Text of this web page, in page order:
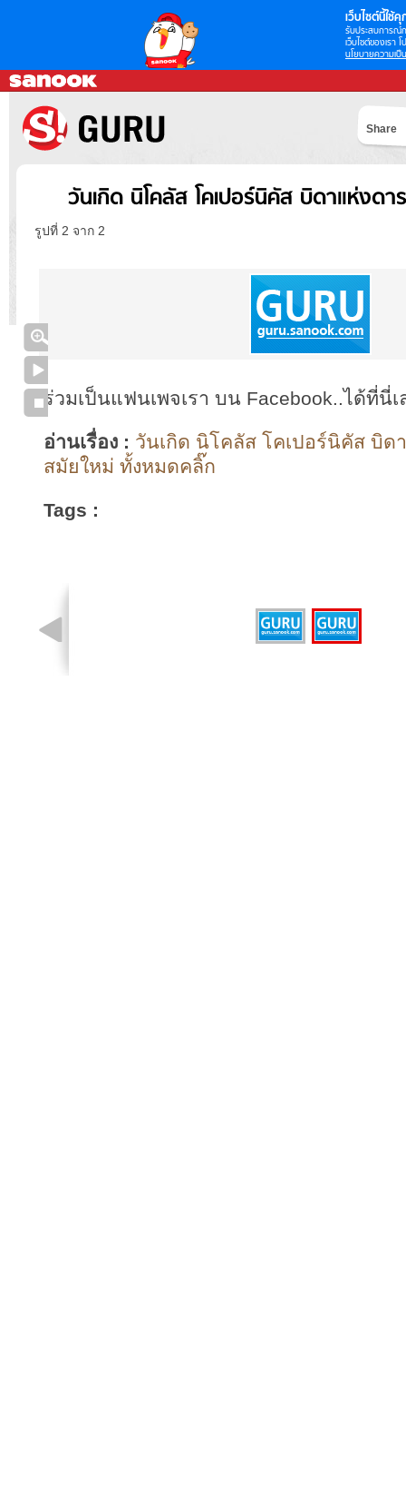
เว็บไซต์นี้ใช้คุ
รับประสบการณ์
เว็บไซต์ของเรา
นโยบายความเป็
Share
วันเกิด นิโคลัส โคเปอร์นิคัส บิดาแห่งด
รูปที่ 2 จาก 2
ร่วมเป็นแฟนเพจเรา บน Facebook..ได้ที่นี่เ
อ่านเรื่อง : วันเกิด นิโคลัส โคเปอร์นิคัส บิด
สมัยใหม่ ทั้งหมดคลิ๊ก
Tags :